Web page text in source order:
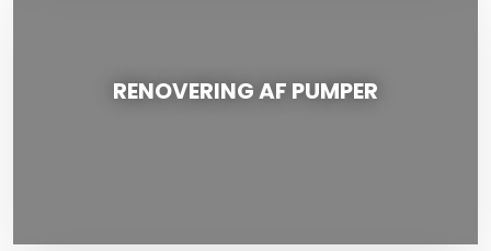
RENOVERING AF PUMPER